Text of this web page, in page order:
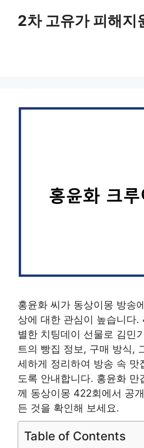
2차 고유가 피해지
홍윤화 씨가 동상이몽 방송
상에 대한 관심이 높습니다
별한 치팅데이 선물로 김민
트의 빵집 정보, 구매 방식,
세하게 정리하여 방송 속 맛
도록 안내합니다. 홍윤화 만
께 동상이몽 422회에서 공
든 것을 확인해 보세요.
Table of Contents